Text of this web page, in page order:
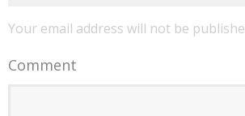
Your email address will not be
Comment